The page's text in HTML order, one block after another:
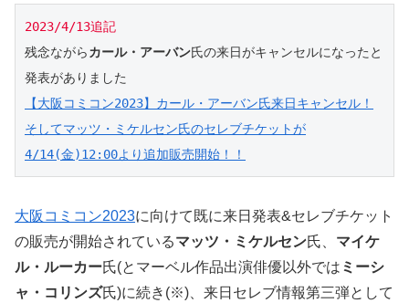
2023/4/13追記
残念ながらカール・アーバン氏の来日がキャンセルになったと
【大阪コミコン2023】カール・アーバン氏来日キャンセル！
そしてマッツ・ミケルセン氏のセレブチケットが
4/14(金)12:00より追加販売開始！！
大阪コミコン2023に向けて既に来日発表&セレブチケット
の販売が開始されているマッツ・ミケルセン氏、 マイケ
ル・ルーカー氏(とマーベル作品出演俳優以外では ミーシ
ャ・コリンズ氏)に続き(※)、来日セレブ情報第三弾として